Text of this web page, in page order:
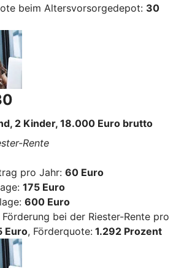
beim Altersvorsorgedepot: 30
2 Kinder, 18.000 Euro brutto
Rente
pro Jahr: 60 Euro
175 Euro
600 Euro
Förderung bei der Riester-Rente pro
Euro, Förderquote: 1.292 Prozent